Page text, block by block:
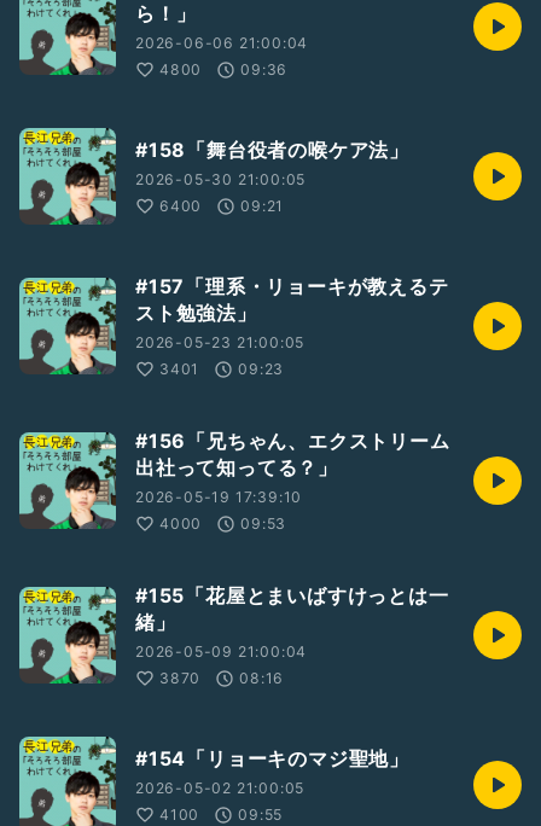
ら！」
2026-06-06 21:00:04
4800
09:36
#158「舞台役者の喉ケア法」
2026-05-30 21:00:05
6400
09:21
#157「理系・リョーキが教えるテ
スト勉強法」
2026-05-23 21:00:05
3401
09:23
#156「兄ちゃん、エクストリーム
出社って知ってる？」
2026-05-19 17:39:10
4000
09:53
#155「花屋とまいばすけっとは一
緒」
2026-05-09 21:00:04
3870
08:16
#154「リョーキのマジ聖地」
2026-05-02 21:00:05
4100
09:55